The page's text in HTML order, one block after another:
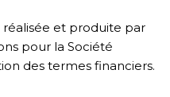
réalisée et produite par
pour la Société
des termes financiers.